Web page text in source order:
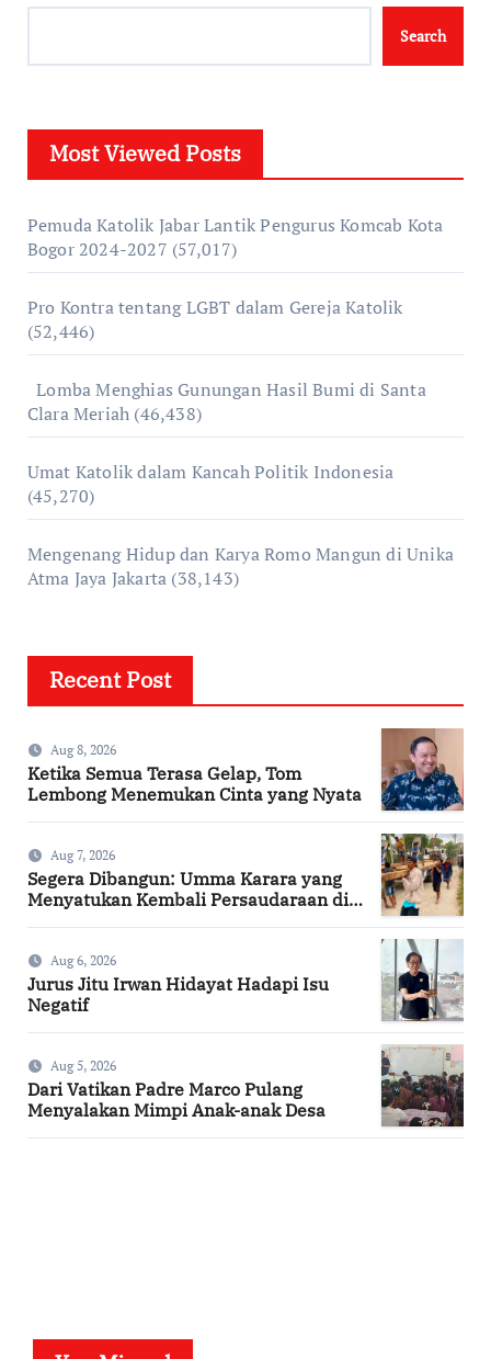
Search
Most Viewed Posts
Pemuda Katolik Jabar Lantik Pengurus Komcab Kota
Bogor 2024-2027 (57,017)
Pro Kontra tentang LGBT dalam Gereja Katolik
(52,446)
Lomba Menghias Gunungan Hasil Bumi di Santa
Clara Meriah (46,438)
Umat Katolik dalam Kancah Politik Indonesia
(45,270)
Mengenang Hidup dan Karya Romo Mangun di Unika
Atma Jaya Jakarta (38,143)
Recent Post
Aug 8, 2026
Ketika Semua Terasa Gelap, Tom
Lembong Menemukan Cinta yang Nyata
Aug 7, 2026
Segera Dibangun: Umma Karara yang
Menyatukan Kembali Persaudaraan di
Aug 6, 2026
Jurus Jitu Irwan Hidayat Hadapi Isu
Negatif
Aug 5, 2026
Dari Vatikan Padre Marco Pulang
Menyalakan Mimpi Anak-anak Desa